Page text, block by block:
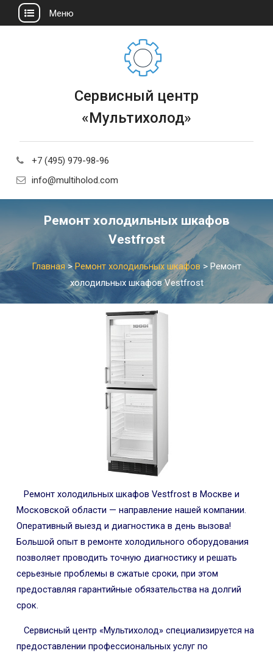
Меню
Сервисный центр
«Мультихолод»
+7 (495) 979-98-96
info@multiholod.com
Ремонт холодильных шкафов
Vestfrost
Главная>Ремонт холодильных шкафов > Ремонт
холодильных шкафов Vestfrost
Ремонт холодильных шкафов Vestfrost в Москве и
Московской области — направление нашей компании.
Оперативный выезд и диагностика в день вызова!
Большой опыт в ремонте холодильного оборудования
позволяет проводить точную диагностику и решать
серьезные проблемы в сжатые сроки, при этом
предоставляя гарантийные обязательства на долгий
срок.
Сервисный центр «Мультихолод» специализируется на
предоставлении профессиональных услуг по